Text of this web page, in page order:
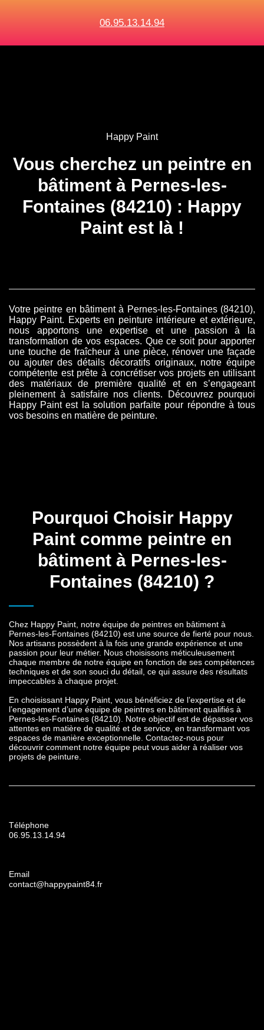
06.95.13.14.94
Happy Paint
Vous cherchez un peintre en
bâtiment à Pernes-les-
Fontaines (84210) : Happy
Paint est là !
Votre peintre en bâtiment à Pernes-les-Fontaines (84210),
Happy Paint. Experts en peinture intérieure et extérieure,
nous apportons une expertise et une passion à la
transformation de vos espaces. Que ce soit pour apporter
une touche de fraîcheur à une pièce, rénover une façade
ou ajouter des détails décoratifs originaux, notre équipe
compétente est prête à concrétiser vos projets en utilisant
des matériaux de première qualité et en s’engageant
pleinement à satisfaire nos clients. Découvrez pourquoi
Happy Paint est la solution parfaite pour répondre à tous
vos besoins en matière de peinture.
Pourquoi Choisir Happy
Paint comme peintre en
bâtiment à Pernes-les-
Fontaines (84210) ?
Chez Happy Paint, notre équipe de peintres en bâtiment à
Pernes-les-Fontaines (84210) est une source de fierté pour nous.
Nos artisans possèdent à la fois une grande expérience et une
passion pour leur métier. Nous choisissons méticuleusement
chaque membre de notre équipe en fonction de ses compétences
techniques et de son souci du détail, ce qui assure des résultats
impeccables à chaque projet.
En choisissant Happy Paint, vous bénéficiez de l’expertise et de
l’engagement d’une équipe de peintres en bâtiment qualifiés à
Pernes-les-Fontaines (84210) . Notre objectif est de dépasser vos
attentes en matière de qualité et de service, en transformant vos
espaces de manière exceptionnelle. Contactez-nous pour
découvrir comment notre équipe peut vous aider à réaliser vos
projets de peinture.
Téléphone
06.95.13.14.94
Email
contact@happypaint84.fr